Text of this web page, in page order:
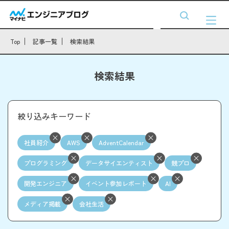
Top 記事一覧 検索結果
検索結果
絞り込みキーワード
社員紹介 AWS AdventCalendar
プログラミング データサイエンティスト 競プロ
開発エンジニア イベント参加レポート AI
メディア掲載 会社生活